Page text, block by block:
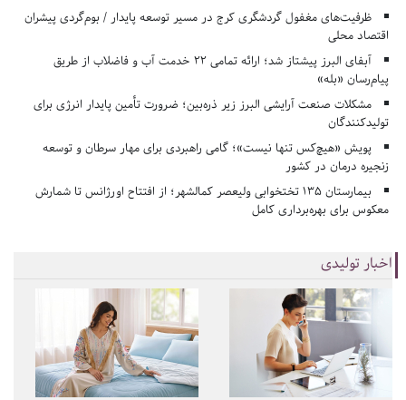
ظرفیت‌های مغفول گردشگری کرج در مسیر توسعه پایدار / بوم‌گردی پیشران
اقتصاد محلی
آبفای البرز پیشتاز شد؛ ارائه تمامی ۲۲ خدمت آب و فاضلاب از طریق
پیام‌رسان «بله»
مشکلات صنعت آرایشی البرز زیر ذره‌بین؛ ضرورت تأمین پایدار انرژی برای
تولیدکنندگان
پویش «هیچ‌کس تنها نیست»؛ گامی راهبردی برای مهار سرطان و توسعه
زنجیره درمان در کشور
بیمارستان ۱۳۵ تختخوابی ولیعصر کمالشهر؛ از افتتاح اورژانس تا شمارش
معکوس برای بهره‌برداری کامل
اخبار تولیدی